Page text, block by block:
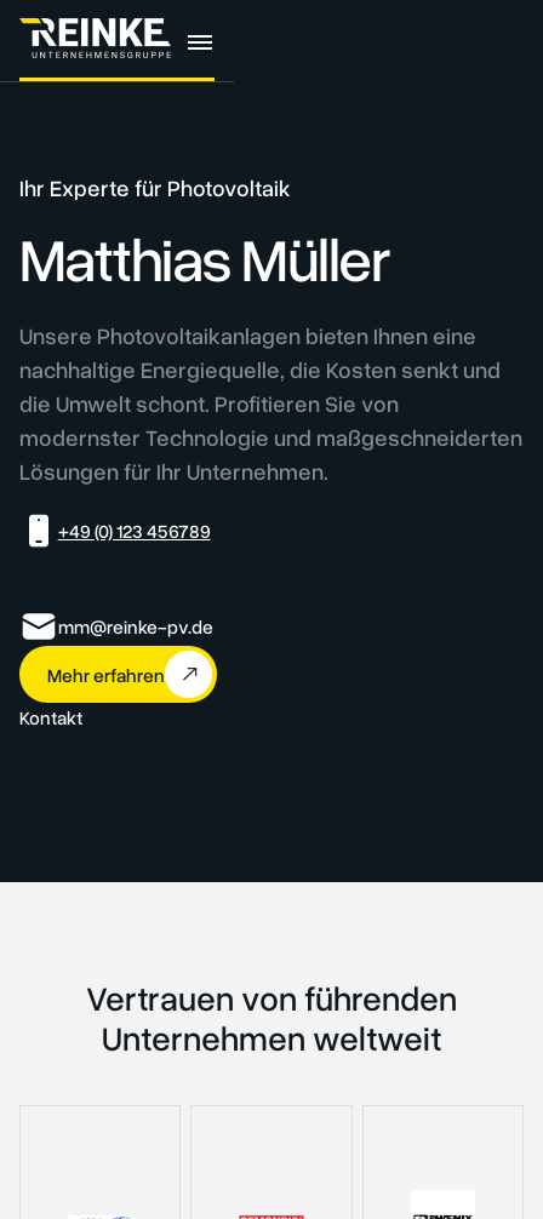
Ihr Experte für Photovoltaik
Matthias Müller
Unsere Photovoltaikanlagen bieten Ihnen eine
nachhaltige Energiequelle, die Kosten senkt und
die Umwelt schont. Profitieren Sie von
modernster Technologie und maßgeschneiderten
Lösungen für Ihr Unternehmen.
+49 (0) 123 456789
mm@reinke-pv.de
Mehr erfahren
Kontakt
Vertrauen von führenden
Unternehmen weltweit